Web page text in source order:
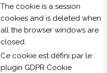
The cookie is a session
cookies and is deleted when
all the browser windows are
closed.
Ce cookie est défini par le
plugin GDPR Cookie